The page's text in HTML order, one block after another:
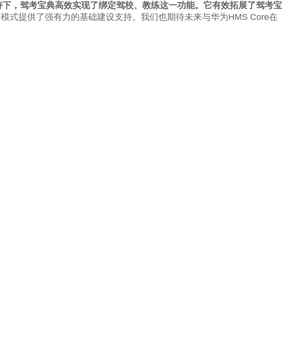
，驾考宝典高效实现了绑定驾校、教练这一功能。它有效拓展了驾考宝
式提供了强有力的基础建设支持。我们也期待未来与华为HMS Core在